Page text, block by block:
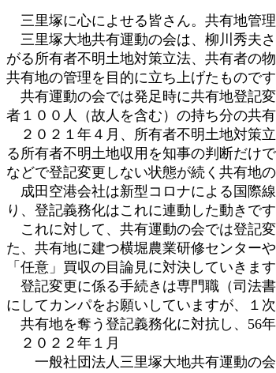
三里塚に心によせる皆さん。共有地管
三里塚大地共有運動の会は、柳川秀夫
がる所有者不明土地対策立法、共有者の
共有地の管理を目的に立ち上げたものです
共有運動の会では発足時に共有地登記
者１００人（故人を含む）の持ち分の共
２０２１年４月、所有者不明土地対策
る所有者不明土地収用を知事の判断だけ
などで登記変更しない状態が続く共有地
成田空港会社は新型コロナによる国際
り、登記義務化はこれに連動した動きです
これに対して、共有運動の会では登記
た、共有地に建つ横堀農業研修センター
「任意」買収の目論見に対決していきます
登記変更に係る手続きは専門職（司法
にしてカンパをお願いしていますが、１
共有地を奪う登記義務化に対抗し、56
２０２２年１月
一般社団法人三里塚大地共有運動の会